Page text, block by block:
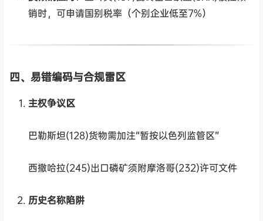
销时，可申请国别税率（个别企业低至7%）
四、易错编码与合规雷区
主权争议区
巴勒斯坦(128)货物需加注“暂按以色列监管区”
西撒哈拉(245)出口磷矿须附摩洛哥(232)许可文件
历史名称陷阱